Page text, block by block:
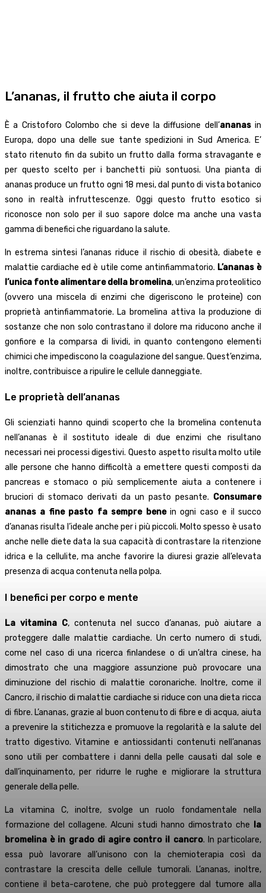
L’ananas, il frutto che aiuta il corpo
È a Cristoforo Colombo che si deve la diffusione dell’ananasin
Europa, dopo una delle sue tante spedizioni in Sud America. E’
stato ritenuto fin da subito un frutto dalla forma stravagante e
per questo scelto per i banchetti più sontuosi. Una pianta di
ananas produce un frutto ogni 18 mesi, dal punto di vista botanico
sono in realtà infruttescenze. Oggi questo frutto esotico si
riconosce non solo per il suo sapore dolce ma anche una vasta
gamma di benefici che riguardano la salute.
In estrema sintesi l’ananas riduce il rischio di obesità, diabete e
malattie cardiache ed è utile come antinfiammatorio. L’ananas è
l’unica fonte alimentare della bromelina, un’enzima proteolitico
(ovvero una miscela di enzimi che digeriscono le proteine) con
proprietà antinfiammatorie. La bromelina attiva la produzione di
sostanze che non solo contrastano il dolore ma riducono anche il
gonfiore e la comparsa di lividi, in quanto contengono elementi
chimici che impediscono la coagulazione del sangue. Quest’enzima,
inoltre, contribuisce a ripulire le cellule danneggiate.
Le proprietà dell’ananas
Gli scienziati hanno quindi scoperto che la bromelina contenuta
nell’ananas è il sostituto ideale di due enzimi che risultano
necessari nei processi digestivi. Questo aspetto risulta molto utile
alle persone che hanno difficoltà a emettere questi composti da
pancreas e stomaco o più semplicemente aiuta a contenere i
bruciori di stomaco derivati da un pasto pesante. Consumare
ananas a fine pasto fa sempre benein ogni caso e il succo
d’ananas risulta l’ideale anche per i più piccoli. Molto spesso è usato
anche nelle diete data la sua capacità di contrastare la ritenzione
idrica e la cellulite, ma anche favorire la diuresi grazie all’elevata
presenza di acqua contenuta nella polpa.
I benefici per corpo e mente
La vitamina C, contenuta nel succo d’ananas, può aiutare a
proteggere dalle malattie cardiache. Un certo numero di studi,
come nel caso di una ricerca finlandese o di un’altra cinese, ha
dimostrato che una maggiore assunzione può provocare una
diminuzione del rischio di malattie coronariche. Inoltre, come il
Cancro, il rischio di malattie cardiache si riduce con una dieta ricca
di fibre. L’ananas, grazie al buon contenuto di fibre e di acqua, aiuta
a prevenire la stitichezza e promuove la regolarità e la salute del
tratto digestivo. Vitamine e antiossidanti contenuti nell’ananas
sono utili per combattere i danni della pelle causati dal sole e
dall’inquinamento, per ridurre le rughe e migliorare la struttura
generale della pelle.
La vitamina C, inoltre, svolge un ruolo fondamentale nella
formazione del collagene. Alcuni studi hanno dimostrato che
la
bromelina è in grado di agire contro il cancro. In particolare,
essa può lavorare all’unisono con la chemioterapia così da
contrastare la crescita delle cellule tumorali. L’ananas, inoltre,
contiene il beta-carotene, che può proteggere dal tumore alla